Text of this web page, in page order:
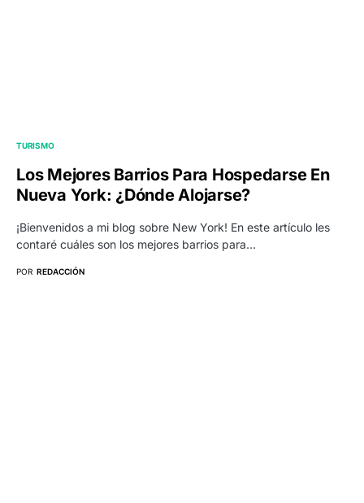
TURISMO
Los Mejores Barrios Para Hospedarse En
Nueva York: ¿Dónde Alojarse?
¡Bienvenidos a mi blog sobre New York! En este artículo les
contaré cuáles son los mejores barrios para…
POR REDACCIÓN